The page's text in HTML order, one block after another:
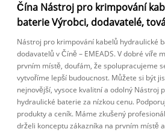
Čína Nástroj pro krimpování
baterie Výrobci, dodavatelé,
Nástroj pro krimpování kabelů hydraulické
dodavatelů v Číně – EMEADS. V dobré víře
prvním místě, doufám, že spolupracujeme
vytvoříme lepší budoucnost. Můžete si být
nejnovější, vysoce kvalitní a odolný Nástroj
hydraulické baterie za nízkou cenu.
produkty a ceník. Máme zkušený
drželi konceptu zákazníka na prvním místě